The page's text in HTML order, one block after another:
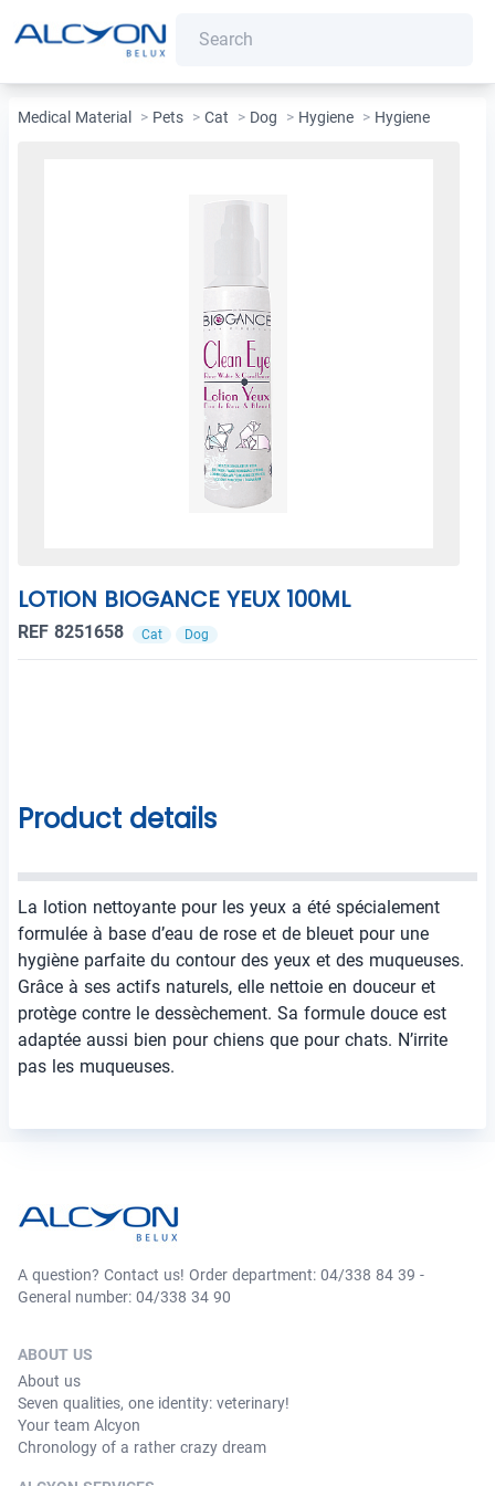
Medical Material > Pets > Cat > Dog > Hygiene > Hygiene
LOTION BIOGANCE YEUX 100ML
REF 8251658 Cat Dog
Product details
La lotion nettoyante pour les yeux a été spécialement
formulée à base d’eau de rose et de bleuet pour une
hygiène parfaite du contour des yeux et des muqueuses.
Grâce à ses actifs naturels, elle nettoie en douceur et
protège contre le dessèchement. Sa formule douce est
adaptée aussi bien pour chiens que pour chats. N’irrite
pas les muqueuses.
A question? Contact us! Order department: 04/338 84 39 -
General number: 04/338 34 90
ABOUT US
About us
Seven qualities, one identity: veterinary!
Your team Alcyon
Chronology of a rather crazy dream